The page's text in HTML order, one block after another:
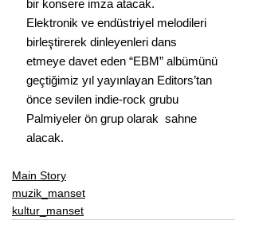
bir konsere imza atacak.
Elektronik ve endüstriyel melodileri
birleştirerek dinleyenleri dans
etmeye davet eden “EBM” albümünü
geçtiğimiz yıl yayınlayan Editors’tan
önce sevilen indie-rock grubu
Palmiyeler ön grup olarak  sahne
alacak.
Main Story
muzik_manset
kultur_manset